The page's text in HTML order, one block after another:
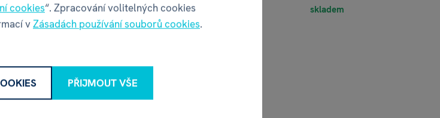
skladem skladem
cookies“. Zpracování volitelných cookies
vZásadách používání souborů cookies.
PŘIJMOUT VŠE